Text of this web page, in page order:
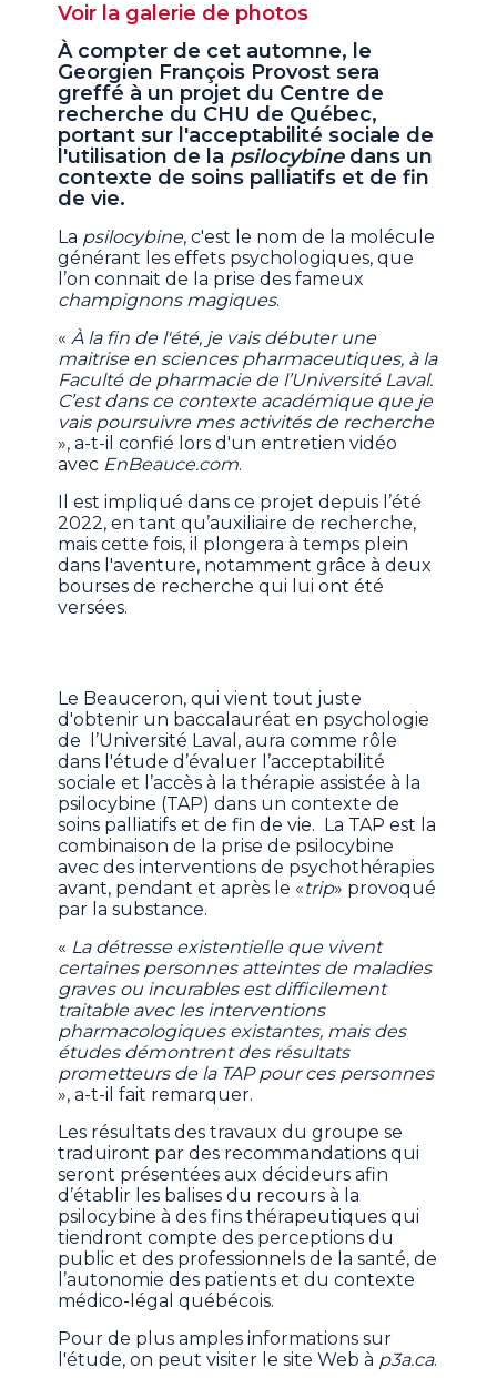
Voir la galerie de photos
À compter de cet automne, le
Georgien François Provost sera
greffé à un projet du Centre de
recherche du CHU de Québec,
portant sur l'acceptabilité sociale de
l'utilisation de la psilocybinedans un
contexte de soins palliatifs et de fin
de vie.
La psilocybine, c'est le nom de la molécule
générant les effets psychologiques, que
l’on connait de la prise des fameux
champignons magiques.
«À la fin de l'été, je vais débuter une
maitrise en sciences pharmaceutiques, à la
Faculté de pharmacie de l’Université Laval.
C’est dans ce contexte académique que je
vais poursuivre mes activités de recherche
», a-t-il confié lors d'un entretien vidéo
avec EnBeauce.com.
Il est impliqué dans ce projet depuis l’été
2022, en tant qu’auxiliaire de recherche,
mais cette fois, il plongera à temps plein
dans l'aventure, notamment grâce à deux
bourses de recherche qui lui ont été
versées.
Le Beauceron, qui vient tout juste
d'obtenir un baccalauréat en psychologie
de l’Université Laval, aura comme rôle
dans l'étude d’évaluer l’acceptabilité
sociale et l’accès à la thérapie assistée à la
psilocybine (TAP) dans un contexte de
soins palliatifs et de fin de vie. La TAP est la
combinaison de la prise de psilocybine
avec des interventions de psychothérapies
avant, pendant et après le «trip» provoqué
par la substance.
« La détresse existentielle que vivent
certaines personnes atteintes de maladies
graves ou incurables est difficilement
traitable avec les interventions
pharmacologiques existantes, mais des
études démontrent des résultats
prometteurs de la TAP pour ces personnes
», a-t-il fait remarquer.
Les résultats des travaux du groupe se
traduiront par des recommandations qui
seront présentées aux décideurs afin
d’établir les balises du recours à la
psilocybine à des fins thérapeutiques qui
tiendront compte des perceptions du
public et des professionnels de la santé, de
l’autonomie des patients et du contexte
médico-légal québécois.
Pour de plus amples informations sur
l'étude, on peut visiter le site Web à p3a.ca.